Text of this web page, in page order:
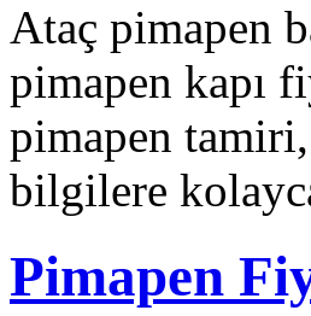
Ataç pimapen
pimapen kapı
pimapen
bilgilere
Pimapen